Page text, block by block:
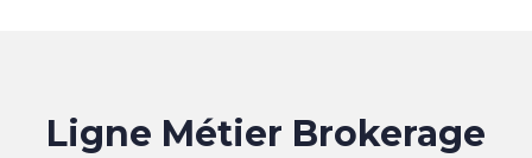
Ligne Métier Brokerage